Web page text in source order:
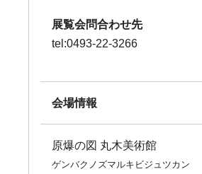
展覧会問合わせ先
tel:0493-22-3266
会場情報
原爆の図 丸木美術館
ゲンバクノズマルキビジュツカン